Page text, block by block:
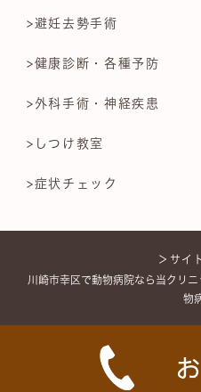
>避妊去勢手術
>健康診断・各種予防
>外科手術・神経疾患
>しつけ教室
>症状チェック
＞サイ
川崎市幸区で動物病院なら当クリ
物